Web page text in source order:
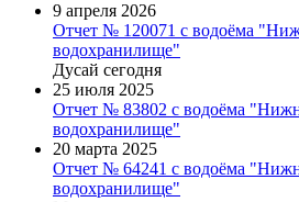
9 апреля 2026
Отчет № 120071 с водоёма
водохранилище"
Дусай сегодня
25 июля 2025
Отчет № 83802 с водоёма
водохранилище"
20 марта 2025
Отчет № 64241 с водоёма
водохранилище"